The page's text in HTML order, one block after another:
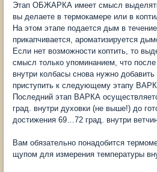
Этап ОБЖАРКА имеет смысл
вы делаете в термокамере или в
На этом этапе подается дым в
прикапчивается, ароматизируется
Если нет возможности коптить, то
смысл только упоминанием, что
внутри колбасы снова нужно
приступить к следующему этапу
Последний этап ВАРКА
град. внутри духовки (не выше!) до
достижения 69…72 град. внутри
Вам обязательно понадобится
щупом для измерения температуры